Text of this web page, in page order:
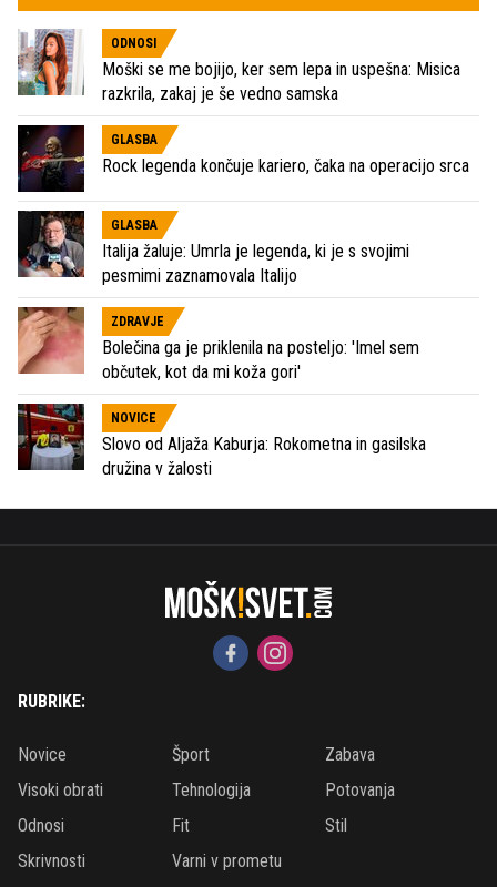
ODNOSI
Moški se me bojijo, ker sem lepa in uspešna: Misica
razkrila, zakaj je še vedno samska
GLASBA
Rock legenda končuje kariero, čaka na operacijo srca
GLASBA
Italija žaluje: Umrla je legenda, ki je s svojimi
pesmimi zaznamovala Italijo
ZDRAVJE
Bolečina ga je priklenila na posteljo: 'Imel sem
občutek, kot da mi koža gori'
NOVICE
Slovo od Aljaža Kaburja: Rokometna in gasilska
družina v žalosti
RUBRIKE:
Novice Šport
Zabava
Visoki obrati
Tehnologija
Potovanja
Odnosi
Fit
Stil
Skrivnosti
Varni v prometu